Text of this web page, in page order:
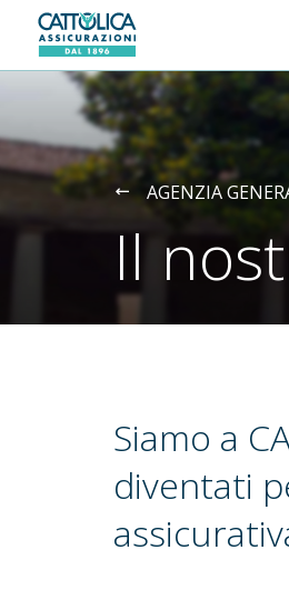
Generali logo
AGENZIA
Il
Siamo a
diventati